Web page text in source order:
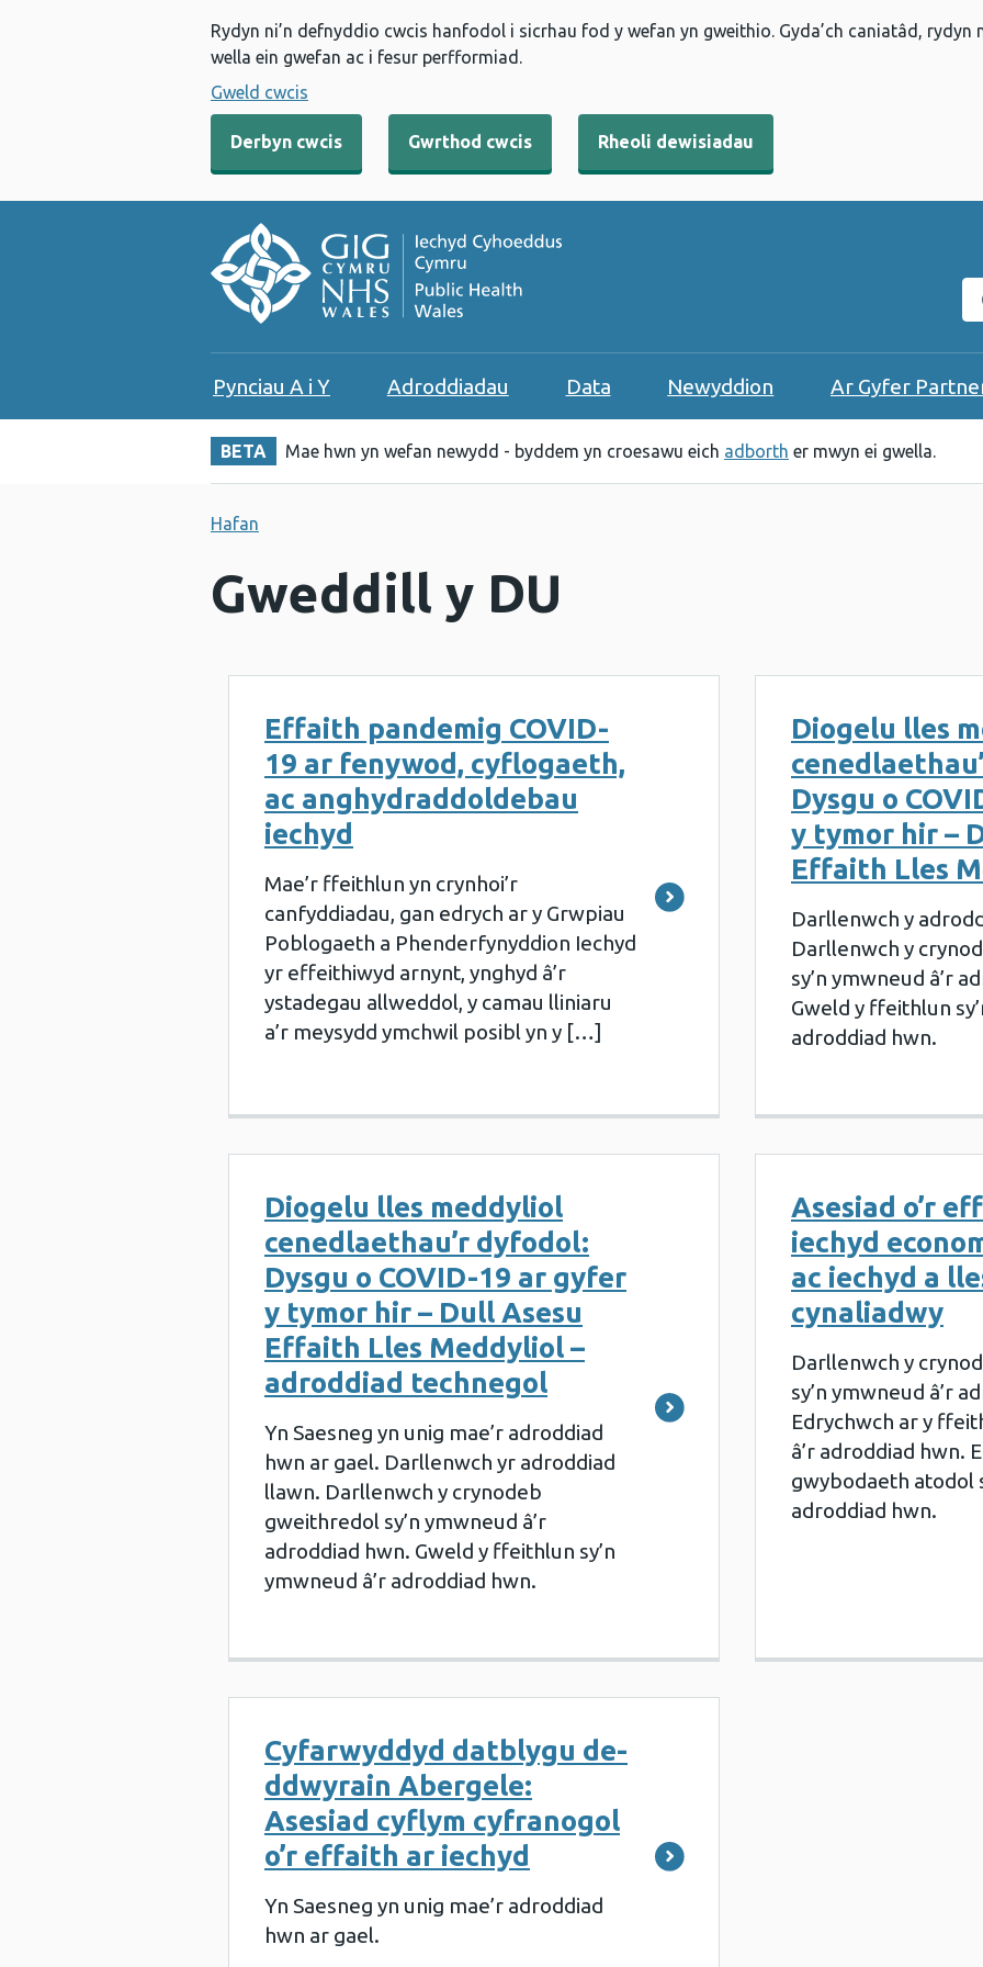
Rydyn ni’n defnyddio cwcis hanfodol i sicrhau fod y wefan yn gweithio. Gyda’ch caniatâd,
wella ein gwefan ac i fesur perfformiad.
Gweld cwcis
Derbyn cwcis Gwrthod cwcis Rheoli dewisiadau
Pynciau A i Y Adroddiadau Data Newyddion Ar Gyfer
BETA Mae hwn yn wefan newydd - byddem yn croesawu eich adborth er mwyn ei gwella.
Hafan
Gweddill y DU
Effaith pandemig COVID-
19 ar fenywod, cyflogaeth,
ac anghydraddoldebau
iechyd
Mae’r ffeithlun yn crynhoi’r
canfyddiadau, gan edrych ar y Grwpiau
Poblogaeth a Phenderfynyddion Iechyd
yr effeithiwyd arnynt, ynghyd â’r
ystadegau allweddol, y camau lliniaru
a’r meysydd ymchwil posibl yn y […]
Diogelu lles
Dysgu o
y tymor hir –
Effaith Lles
Darllenwch y
Darllenwch y
sy’n ymwneud â’r
Gweld y ffeithlun
adroddiad hwn.
Diogelu lles meddyliol
cenedlaethau’r dyfodol:
Dysgu o COVID-19 ar gyfer
y tymor hir – Dull Asesu
Effaith Lles Meddyliol –
adroddiad technegol
Yn Saesneg yn unig mae’r adroddiad
hwn ar gael. Darllenwch yr adroddiad
llawn. Darllenwch y crynodeb
gweithredol sy’n ymwneud â’r
adroddiad hwn. Gweld y ffeithlun sy’n
ymwneud â’r adroddiad hwn.
Asesiad o’r
iechyd
ac iechyd a
cynaliadwy
Darllenwch y
sy’n ymwneud â’r
Edrychwch ar y
â’r adroddiad hwn.
gwybodaeth atodol
adroddiad hwn.
Cyfarwyddyd datblygu de-
ddwyrain Abergele:
Asesiad cyflym cyfranogol
o’r effaith ar iechyd
Yn Saesneg yn unig mae’r adroddiad
hwn ar gael.